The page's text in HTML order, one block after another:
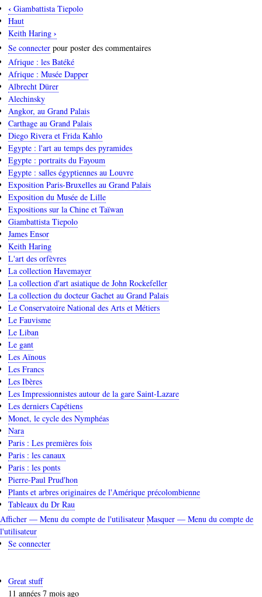
Liens
transversaux
de
livre
pour
James
Ensor
‹ Giambattista Tiepolo
Haut
Keith Haring ›
Se connecter pour poster des commentaires
Afrique : les Batéké
Afrique : Musée Dapper
Albrecht Dürer
Alechinsky
Angkor, au Grand Palais
Carthage au Grand Palais
Diego Rivera et Frida Kahlo
Egypte : l'art au temps des pyramides
Egypte : portraits du Fayoum
Egypte : salles égyptiennes au Louvre
Exposition Paris-Bruxelles au Grand Palais
Exposition du Musée de Lille
Expositions sur la Chine et Taïwan
Giambattista Tiepolo
James Ensor
Keith Haring
L'art des orfèvres
La collection Havemayer
La collection d'art asiatique de John Rockefeller
La collection du docteur Gachet au Grand Palais
Le Conservatoire National des Arts et Métiers
Le Fauvisme
Le Liban
Le gant
Les Aïnous
Les Francs
Les Ibères
Les Impressionnistes autour de la gare Saint-Lazare
Les derniers Capétiens
Monet, le cycle des Nymphéas
Nara
Paris : Les premières fois
Paris : les canaux
Paris : les ponts
Pierre-Paul Prud'hon
Plants et arbres originaires de l'Amérique précolombienne
Tableaux du Dr Rau
Menu
du
l'utilisateur
Afficher — Menu du compte de l'utilisateur Masquer — Menu du compte de
l'utilisateur
Se connecter
Great stuff
11 années 7 mois ago